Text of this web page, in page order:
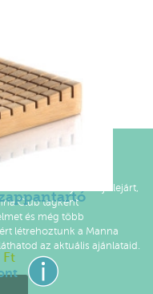
Ft
kedvezmények ideje lejárt,
Club tagként
és még több
létrehoztunk a Manna
az aktuális ajánlataid.